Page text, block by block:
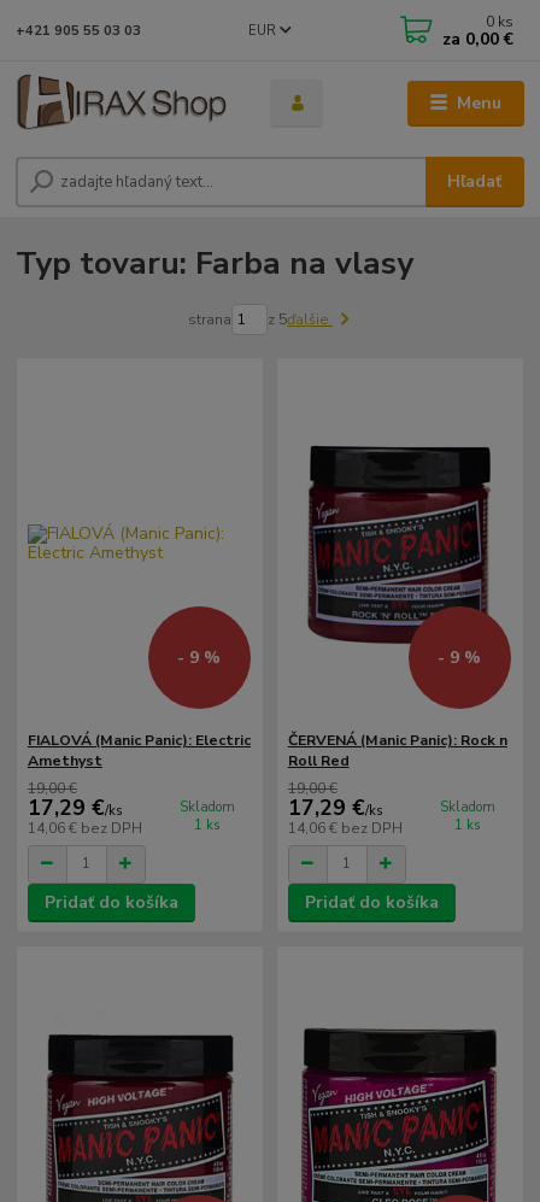
Menu
EUR
Hľadať
+421 905 55 03 03 0 ks
za 0,00 €
Typ tovaru: Farba na vlasy
strana z 5ďalšie
- 9 %
FIALOVÁ (Manic Panic): Electric
Amethyst
19,00 €
17,29 €/ks
14,06 € bez DPH
Skladom
1 ks
Pridať do košíka
- 9 %
ČERVENÁ (Manic Panic): Rock n
Roll Red
19,00 €
17,29 €/ks
14,06 € bez DPH
Skladom
1 ks
Pridať do košíka